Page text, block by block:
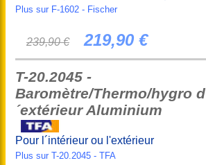
Plus sur F-1602 - Fischer
239,90 € 219,90 €
T-20.2045 -
Baromètre/Thermo/hygro d
´extérieur Aluminium
Pour l´intérieur ou l'extérieur
Plus sur T-20.2045 - TFA